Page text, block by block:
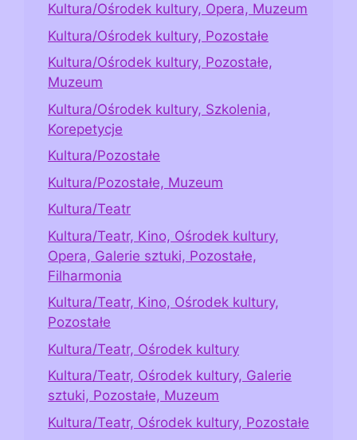
Kultura/Ośrodek kultury, Opera, Muzeum
Kultura/Ośrodek kultury, Pozostałe
Kultura/Ośrodek kultury, Pozostałe,
Muzeum
Kultura/Ośrodek kultury, Szkolenia,
Korepetycje
Kultura/Pozostałe
Kultura/Pozostałe, Muzeum
Kultura/Teatr
Kultura/Teatr, Kino, Ośrodek kultury,
Opera, Galerie sztuki, Pozostałe,
Filharmonia
Kultura/Teatr, Kino, Ośrodek kultury,
Pozostałe
Kultura/Teatr, Ośrodek kultury
Kultura/Teatr, Ośrodek kultury, Galerie
sztuki, Pozostałe, Muzeum
Kultura/Teatr, Ośrodek kultury, Pozostałe